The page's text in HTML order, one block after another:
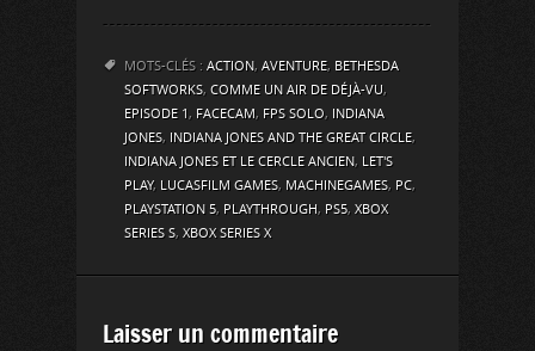
MOTS-CLÉS : ACTION, AVENTURE, BETHESDA
SOFTWORKS, COMME UN AIR DE DÉJÀ-VU,
EPISODE 1, FACECAM, FPS SOLO, INDIANA
JONES, INDIANA JONES AND THE GREAT CIRCLE,
INDIANA JONES ET LE CERCLE ANCIEN, LET'S
PLAY, LUCASFILM GAMES, MACHINEGAMES, PC,
PLAYSTATION 5, PLAYTHROUGH, PS5, XBOX
SERIES S, XBOX SERIES X
Laisser un commentaire